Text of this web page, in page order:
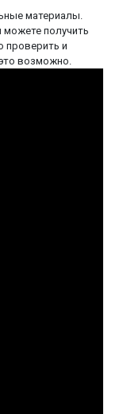
материалы.
можете получить
проверить и
возможно.